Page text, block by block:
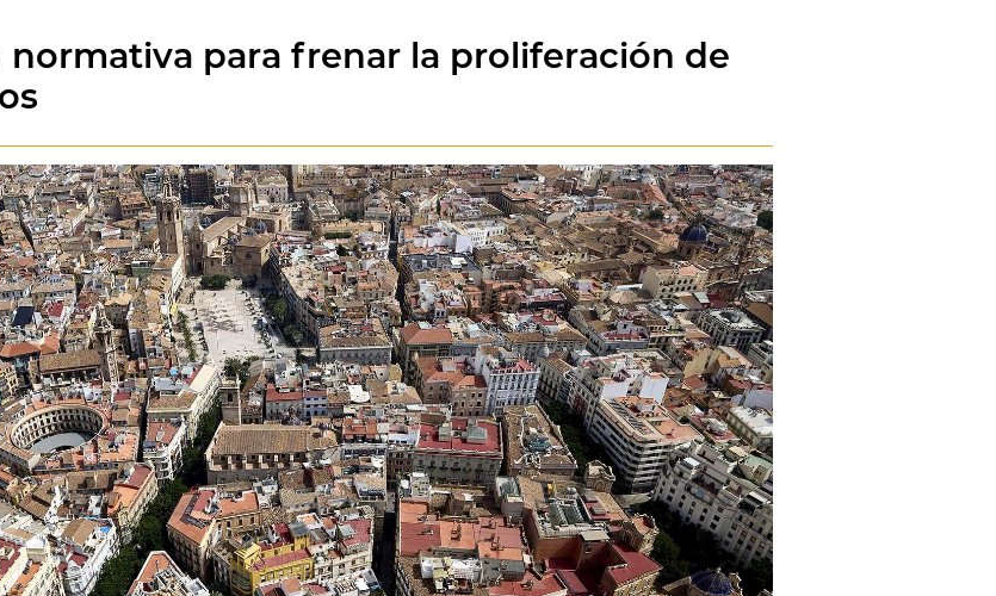
normativa para frenar la proliferación de